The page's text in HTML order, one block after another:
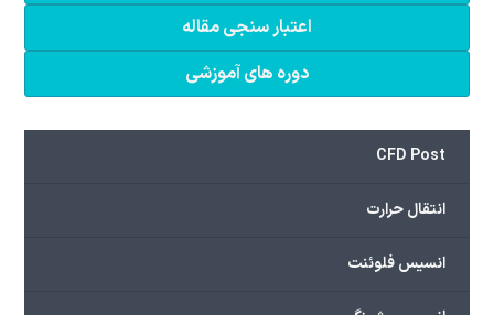
اعتبار سنجی مقاله
دوره های آموزشی
CFD Post
انتقال حرارت
انسیس فلوئنت